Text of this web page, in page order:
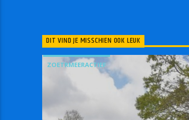
DIT VIND JE MISSCHIEN OOK LEUK
ZOETRMEERACTIEF